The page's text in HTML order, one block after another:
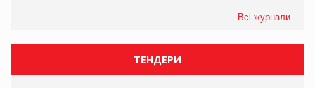
Всі журнали
ТЕНДЕРИ